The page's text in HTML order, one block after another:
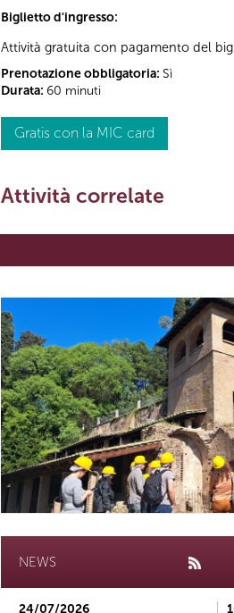
Biglietto d'ingresso:
Attività gratuita con pagamento del
Prenotazione obbligatoria: Sì
Durata: 60 minuti
Gratis con la MIC card
Attività correlate
NEWS
24/07/2026